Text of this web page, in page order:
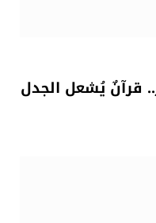
قرآنٌ يُشعل الجدل